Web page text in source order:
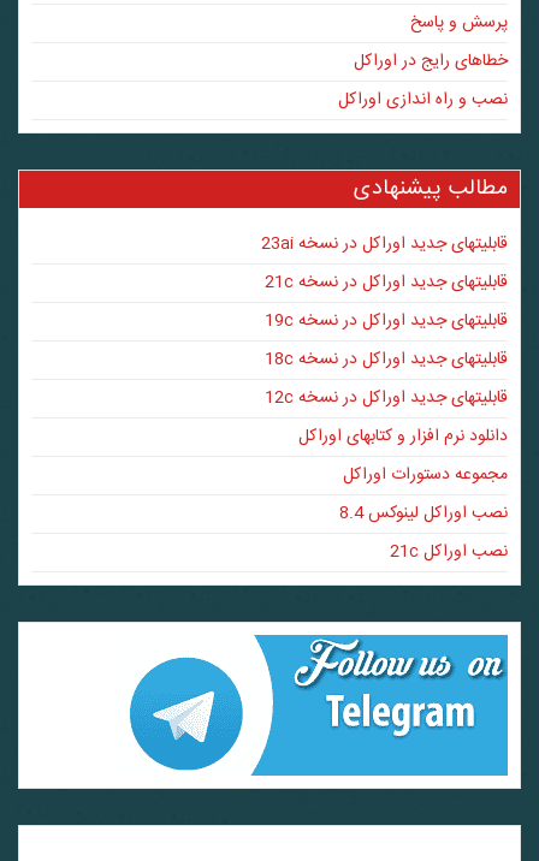
پرسش و پاسخ
خطاهای رایج در اوراکل
نصب و راه اندازی اوراکل
مطالب پیشنهادی
قابلیتهای جدید اوراکل در نسخه 23ai
قابلیتهای جدید اوراکل در نسخه 21c
قابلیتهای جدید اوراکل در نسخه 19c
قابلیتهای جدید اوراکل در نسخه 18c
قابلیتهای جدید اوراکل در نسخه 12c
دانلود نرم افزار و کتابهای اوراکل
مجموعه دستورات اوراکل
نصب اوراکل لینوکس 8.4
نصب اوراکل 21c